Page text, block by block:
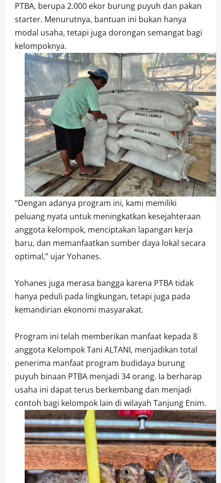
PTBA, berupa 2.000 ekor burung puyuh dan pakan
starter. Menurutnya, bantuan ini bukan hanya
modal usaha, tetapi juga dorongan semangat bagi
kelompoknya.
“Dengan adanya program ini, kami memiliki
peluang nyata untuk meningkatkan kesejahteraan
anggota kelompok, menciptakan lapangan kerja
baru, dan memanfaatkan sumber daya lokal secara
optimal,” ujar Yohanes.
Yohanes juga merasa bangga karena PTBA tidak
hanya peduli pada lingkungan, tetapi juga pada
kemandirian ekonomi masyarakat.
Program ini telah memberikan manfaat kepada 8
anggota Kelompok Tani ALTANI, menjadikan total
penerima manfaat program budidaya burung
puyuh binaan PTBA menjadi 34 orang. Ia berharap
usaha ini dapat terus berkembang dan menjadi
contoh bagi kelompok lain di wilayah Tanjung Enim.